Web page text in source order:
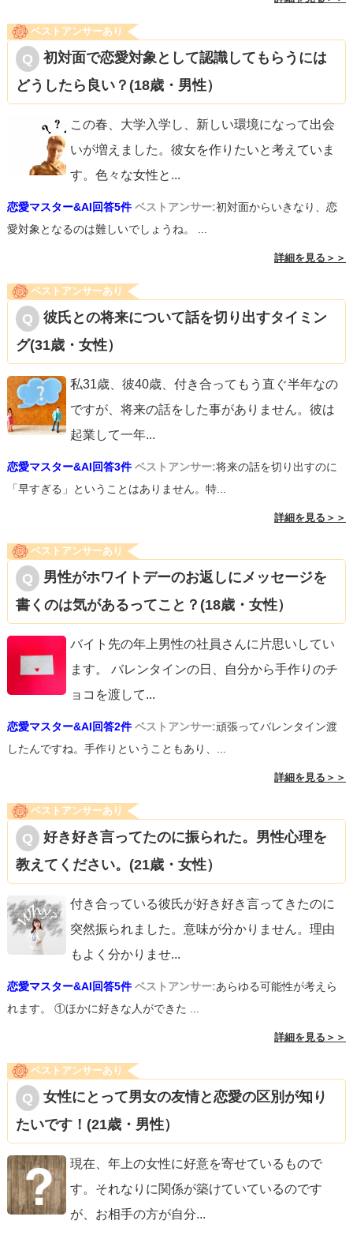
ベストアンサーあり
初対面で恋愛対象として認識してもらうには
どうしたら良い？(18歳・男性）
この春、大学入学し、新しい環境になって出会
いが増えました。彼女を作りたいと考えていま
す。色々な女性と ...
恋愛マスター&AI回答5件 ベストアンサー:初対面からいきなり、恋
愛対象となるのは難しいでしょうね。 ...
詳細を見る＞＞
ベストアンサーあり
彼氏との将来について話を切り出すタイミン
グ(31歳・女性）
私31歳、彼40歳、付き合ってもう直ぐ半年なの
ですが、将来の話をした事がありません。彼は
起業して一年...
恋愛マスター&AI回答3件 ベストアンサー:将来の話を切り出すのに
「早すぎる」ということはありません。特...
詳細を見る＞＞
ベストアンサーあり
男性がホワイトデーのお返しにメッセージを
書くのは気があるってこと？(18歳・女性）
バイト先の年上男性の社員さんに片思いしてい
ます。 バレンタインの日、自分から手作りのチ
ョコを渡して...
恋愛マスター&AI回答2件 ベストアンサー:頑張ってバレンタイン渡
したんですね。手作りということもあり、...
詳細を見る＞＞
ベストアンサーあり
好き好き言ってたのに振られた。男性心理を
教えてください。(21歳・女性）
付き合っている彼氏が好き好き言ってきたのに
突然振られました。意味が分かりません。理由
もよく分かりませ...
恋愛マスター&AI回答5件 ベストアンサー:あらゆる可能性が考えら
れます。 ①ほかに好きな人ができた ...
詳細を見る＞＞
ベストアンサーあり
女性にとって男女の友情と恋愛の区別が知り
たいです！(21歳・男性）
現在、年上の女性に好意を寄せているもので
す。それなりに関係が築けていているのです
が、お相手の方が自分...